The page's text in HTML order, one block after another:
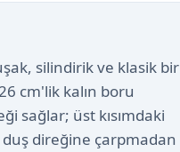
silindirik ve klasik bir
cm'lik kalın boru
sağlar; üst kısımdaki
duş direğine çarpmadan